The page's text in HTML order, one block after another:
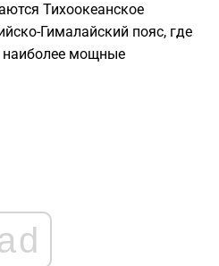
Тихоокеанское
Гималайский пояс, где
наиболее мощные